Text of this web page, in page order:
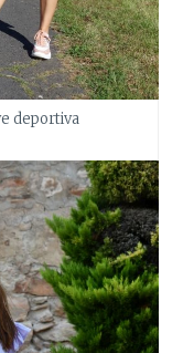
deportiva